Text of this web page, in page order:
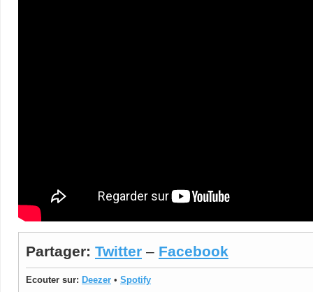
Partager: Twitter – Facebook
Ecouter sur: Deezer • Spotify